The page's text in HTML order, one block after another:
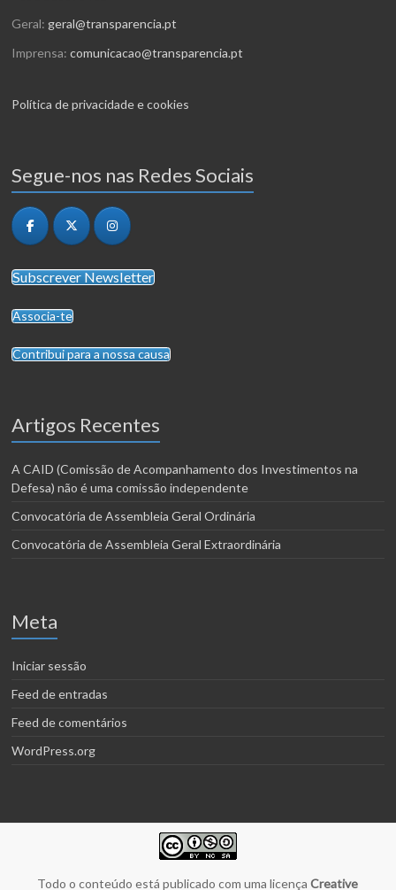
Geral: geral@transparencia.pt
Imprensa:comunicacao@transparencia.pt
Política de privacidade e cookies
Segue-nos nas Redes Sociais
Subscrever Newsletter
Associa-te
Contribui para a nossa causa
Artigos Recentes
A CAID (Comissão de Acompanhamento dos Investimentos na
Defesa) não é uma comissão independente
Convocatória de Assembleia Geral Ordinária
Convocatória de Assembleia Geral Extraordinária
Meta
Iniciar sessão
Feed de entradas
Feed de comentários
WordPress.org
Todo o conteúdo está publicado com uma licençaCreative